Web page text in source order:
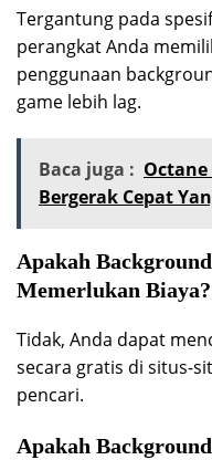
Tergantung pada
perangkat Anda
penggunaan
game lebih lag.
Baca juga :
Bergerak Cepat
Apakah
Memerlukan Biaya?
Tidak, Anda dapat
secara gratis di situs-
pencari.
Apakah